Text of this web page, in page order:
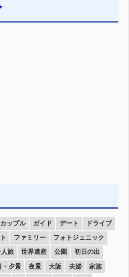
カップル ガイド デート
ドライブ
ファミリー
フォトジェニック
旅 世界遺産 公園
初日の出
・夕景 夜景 大阪 夫婦
家族